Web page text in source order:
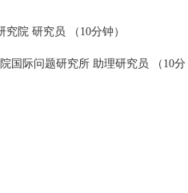
究院 研究员 （ 10分钟）
国际问题研究所 助理研究员 （ 10分